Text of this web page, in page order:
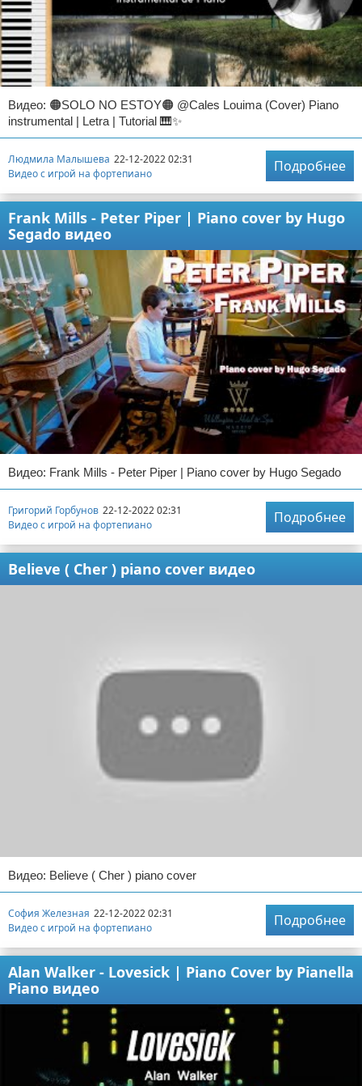
Видео: 🟠SOLO NO ESTOY🟠 @Cales Louima (Cover) Piano
instrumental | Letra | Tutorial 🎹✨
Людмила Малышева 22-12-2022 02:31
Видео с игрой на фортепиано
Подробнее
Frank Mills - Peter Piper | Piano cover by Hugo
Segado видео
Видео: Frank Mills - Peter Piper | Piano cover by Hugo Segado
Григорий Горбунов 22-12-2022 02:31
Видео с игрой на фортепиано
Подробнее
Believe ( Cher ) piano cover видео
Видео: Believe ( Cher ) piano cover
София Железная 22-12-2022 02:31
Видео с игрой на фортепиано
Подробнее
Alan Walker - Lovesick | Piano Cover by Pianella
Piano видео